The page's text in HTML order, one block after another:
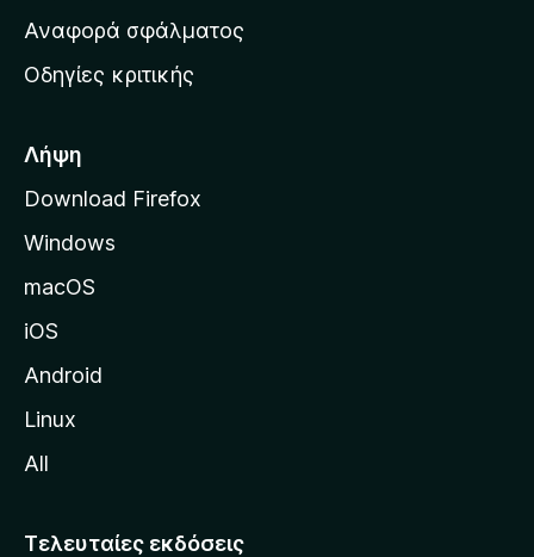
χ
κ
σ
λ
ί
τ
η
o
i
Αναφορά σφάλματος
Οδηγίες κριτικής
Λήψη
Download Firefox
Windows
macOS
iOS
Android
Linux
All
Τελευταίες εκδόσεις